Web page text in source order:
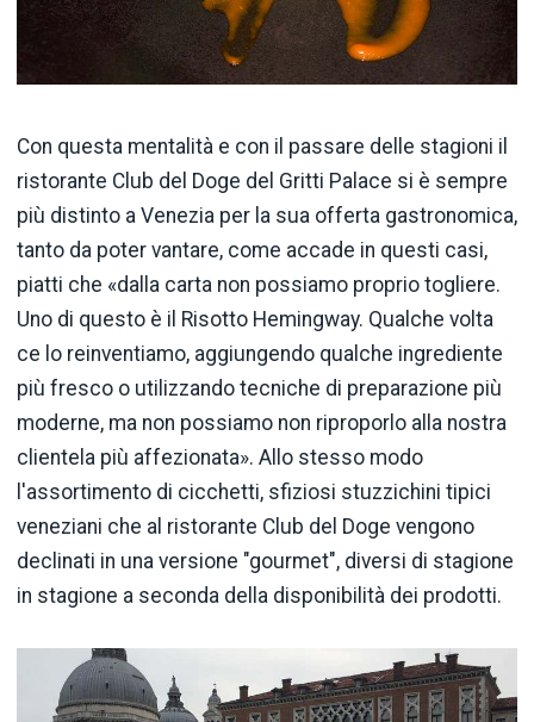
Con questa mentalità e con il passare delle stagioni il
ristorante Club del Doge del Gritti Palace si è sempre
più distinto a Venezia per la sua offerta gastronomica,
tanto da poter vantare, come accade in questi casi,
piatti che «dalla carta non possiamo proprio togliere.
Uno di questo è il Risotto Hemingway. Qualche volta
ce lo reinventiamo, aggiungendo qualche ingrediente
più fresco o utilizzando tecniche di preparazione più
moderne, ma non possiamo non riproporlo alla nostra
clientela più affezionata». Allo stesso modo
l'assortimento di cicchetti, sfiziosi stuzzichini tipici
veneziani che al ristorante Club del Doge vengono
declinati in una versione "gourmet", diversi di stagione
in stagione a seconda della disponibilità dei prodotti.